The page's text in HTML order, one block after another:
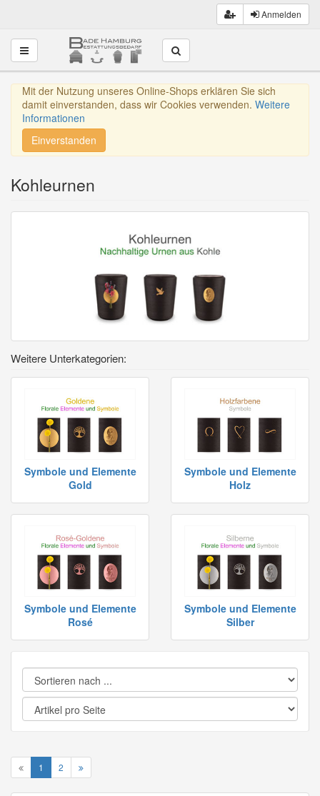
Anmelden
Toggle navigation
Mit der Nutzung unseres Online-Shops erklären Sie sich
damit einverstanden, dass wir Cookies verwenden. Weitere
Informationen
Einverstanden
Kohleurnen
Weitere Unterkategorien:
Symbole und Elemente
Gold
Symbole und Elemente
Holz
Symbole und Elemente
Rosé
Symbole und Elemente
Silber
1 2